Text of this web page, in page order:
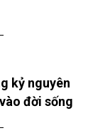
kỷ nguyên
đời sống